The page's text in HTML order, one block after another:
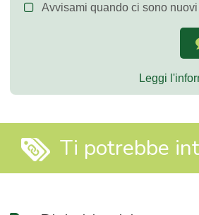
Avvisami quando ci sono
Leggi
Ti potrebbe